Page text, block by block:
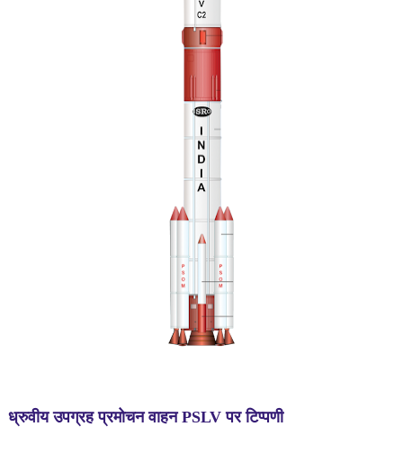
ध्रुवीय उपग्रह प्रमोचन वाहन PSLV पर टिप्पणी